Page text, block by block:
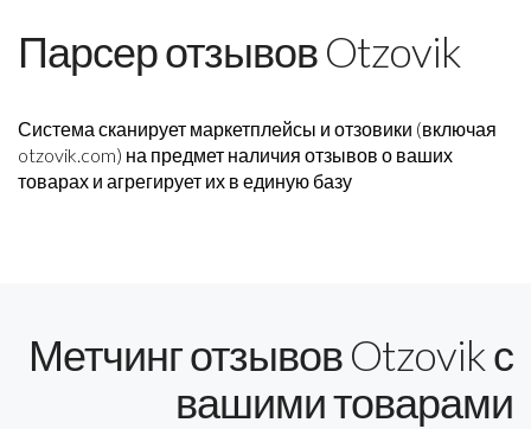
Парсер отзывов Otzovik
Система сканирует маркетплейсы и отзовики (включая
otzovik.com) на предмет наличия отзывов о ваших
товарах и агрегирует их в единую базу
Метчинг отзывов Otzovik с
вашими товарами